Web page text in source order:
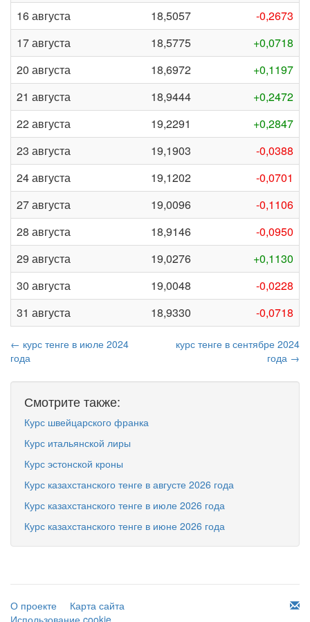
16 августа
18,5057
-0,2673
17 августа
18,5775
+0,0718
20 августа
18,6972
+0,1197
21 августа
18,9444
+0,2472
22 августа
19,2291
+0,2847
23 августа
19,1903
-0,0388
24 августа
19,1202
-0,0701
27 августа
19,0096
-0,1106
28 августа
18,9146
-0,0950
29 августа
19,0276
+0,1130
30 августа
19,0048
-0,0228
31 августа
18,9330 -0,0718
← курс тенге в июле 2024
года
курс тенге в сентябре 2024
года →
Смотрите также:
Курс швейцарского франка
Курс итальянской лиры
Курс эстонской кроны
Курс казахстанского тенге в августе 2026 года
Курс казахстанского тенге в июле 2026 года
Курс казахстанского тенге в июне 2026 года
О проекте
Карта сайта
Использование cookie